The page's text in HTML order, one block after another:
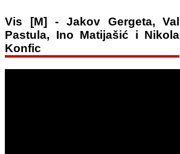
Vis [M] - Jakov Gergeta, Val
Pastula, Ino Matijašić i Nikola
Konfic